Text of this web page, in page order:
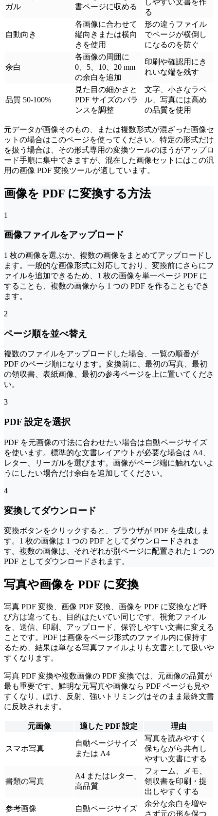
ガル
書ページに収める
る
自動向き
各画像に合わせて
縦向きまたは横向
きを使用
形の違うファイル
でページが横倒し
になるのを防ぐ
余白
各画像の周囲に
0、5、10、20 mm
の余白を追加
印刷や確認用にき
れいな端を残す
品質 50-100%
見た目の細かさと
PDF サイズのバラ
ンスを調整
文字、小さなラベ
ル、写真には高め
の品質を使用
元データが画像そのもの、または複数形式が混ざった画像セ
ットの場合はこのページを使ってください。特定の形式だけ
を扱う場合は、その形式専用の変換ツールのほうがアップロ
ード手順に集中できますが、混在した画像セットにはこの汎
用の画像 PDF 変換ツールが適しています。
画像を PDF に変換する方法
1
画像ファイルをアップロード
1 枚の画像を選ぶか、複数の画像をまとめてアップロードし
ます。一般的な画像形式に対応しており、変換前にさらにフ
ァイルを追加できるため、1 枚の画像を単一ページ PDF に
することも、複数の画像から 1 つの PDF を作ることもでき
ます。
2
ページ順を並べ替え
複数のファイルをアップロードした場合、一覧の順番が
PDF のページ順になります。変換前に、最初の写真、最初
の領収書、表紙画像、最初の参考ページを上に置いてくださ
い。
3
PDF 設定を選択
PDF を元画像の寸法に合わせたい場合は自動ページサイズ
を使います。標準的な文書レイアウトが必要な場合は A4、
レター、リーガルを選びます。画像がページ端に触れないよ
うにしたい場合だけ余白を追加してください。
4
変換してダウンロード
変換ボタンをクリックすると、ブラウザが PDF を生成しま
す。1 枚の画像は 1 つの PDF としてダウンロードされま
す。複数の画像は、それぞれが別ページに配置された 1 つの
PDF としてダウンロードされます。
写真や画像を PDF に変換
写真 PDF 変換、画像 PDF 変換、画像を PDF に変換など呼
び方は違っても、目的はたいてい同じです。視覚ファイル
を、送信、印刷、アップロード、保管しやすい文書に変える
ことです。PDF は画像をページ形式のファイル内に保持す
るため、結果は単なる写真ファイルよりも文書として扱いや
すくなります。
写真 PDF 変換や複数画像の PDF 変換では、元画像の品質が
最も重要です。鮮明な元写真や画像なら PDF ページも見や
すくなり、ぼけ、反射、強いトリミングはそのまま最終文書
に反映されます。
元画像 適した PDF 設定 理由
スマホ写真
自動ページサイズ
または A4
写真を読みやすく
保ちながら共有し
やすい文書にする
書類の写真
A4 またはレター、
高品質
フォーム、メモ、
領収書を印刷・提
出しやすくする
参考画像 自動ページサイズ
余分な余白を増や
さず元の形を保つ